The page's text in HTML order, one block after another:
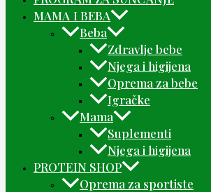
MAMA I BEBA
Beba
Zdravlje bebe
Njega i higijena
Oprema za bebe
Igračke
Mama
Suplementi
Njega i higijena
PROTEIN SHOP
Oprema za sportiste